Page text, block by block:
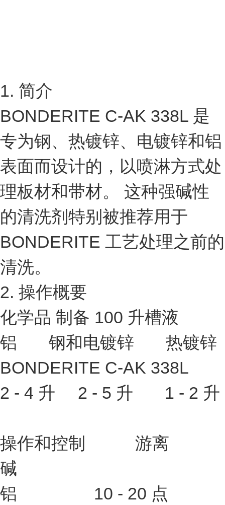
1. 简介
BONDERITE C-AK 338L 是
专为钢、热镀锌、电镀锌和铝
表面而设计的，以喷淋方式处
理板材和带材。 这种强碱性
的清洗剂特别被推荐用于
BONDERITE 工艺处理之前的
清洗。
2. 操作概要
化学品 制备 100 升槽液
铝 钢和电镀锌 热镀锌
BONDERITE C-AK 338L
2 - 4 升 2 - 5 升 1 - 2 升
操作和控制 游离
碱
铝 10 - 20 点